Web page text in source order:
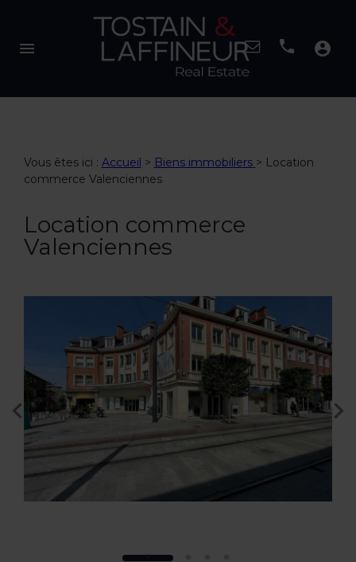
menu account_circle
Vous êtes ici : Accueil > Biens immobiliers > Location
commerce Valenciennes
Location commerce
Valenciennes